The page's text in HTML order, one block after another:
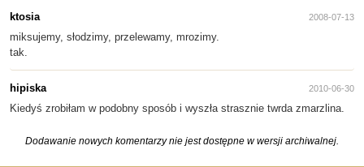
ktosia 2008-07-13
miksujemy, słodzimy, przelewamy, mrozimy.
tak.
hipiska 2010-06-30
Kiedyś zrobiłam w podobny sposób i wyszła strasznie twrda zmarzlina.
Dodawanie nowych komentarzy nie jest dostępne w wersji archiwalnej.